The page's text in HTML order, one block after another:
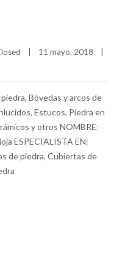
11 mayo, 2018
Bóvedas y arcos de
Estucos, Piedra en
y otros NOMBRE:
ESPECIALISTA EN:
de piedra, Cubiertas de